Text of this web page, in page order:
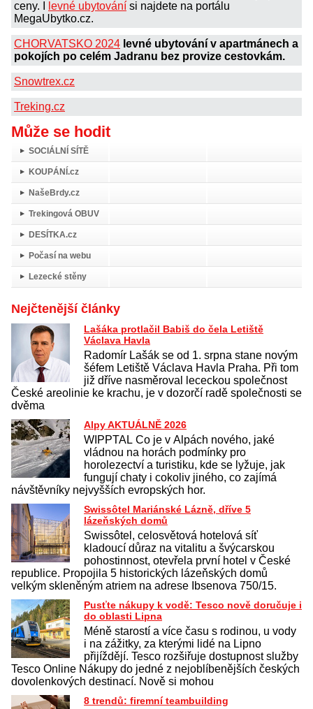
ceny. I
levné ubytování si najdete na portálu
MegaUbytko.cz.
CHORVATSKO 2024 levné ubytování v apartmánech a
pokojích po celém Jadranu bez provize cestovkám.
Snowtrex.cz
Treking.cz
Může se hodit
SOCIÁLNÍ SÍTĚ
KOUPÁNÍ.cz
NašeBrdy.cz
Trekingová OBUV
DESÍTKA.cz
Počasí na webu
Lezecké stěny
Nejčtenější články
Lašáka protlačil Babiš do čela Letiště
Václava Havla
Radomír Lašák se od 1. srpna stane novým
šéfem Letiště Václava Havla Praha. Při tom
již dříve nasměroval lececkou společnost
České areolinie ke krachu, je v dozorčí radě společnosti se
dvěma
Alpy AKTUÁLNĚ 2026
WIPPTAL Co je v Alpách nového, jaké
vládnou na horách podmínky pro
horolezectví a turistiku, kde se lyžuje, jak
fungují chaty i cokoliv jiného, co zajímá
návštěvníky nejvyšších evropských hor.
Swissôtel Mariánské Lázně, dříve 5
lázeňských domů
Swissôtel, celosvětová hotelová síť
kladoucí důraz na vitalitu a švýcarskou
pohostinnost, otevřela první hotel v České
republice. Propojila 5 historických lázeňských domů
velkým skleněným atriem na adrese Ibsenova 750/15.
Pusťte nákupy k vodě: Tesco nově doručuje i
do oblasti Lipna
Méně starostí a více času s rodinou, u vody
i na zážitky, za kterými lidé na Lipno
přijíždějí. Tesco rozšiřuje dostupnost služby
Tesco Online Nákupy do jedné z nejoblíbenějších českých
dovolenkových destinací. Nově si mohou
8 trendů: firemní teambuilding